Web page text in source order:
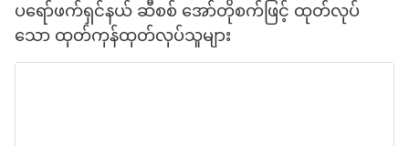
ပရော်ဖက်ရှင်နယ် ဆီစစ် အော်တိုစက်ဖြင့် ထုတ်လုပ်
သော ထုတ်ကုန်ထုတ်လုပ်သူများ